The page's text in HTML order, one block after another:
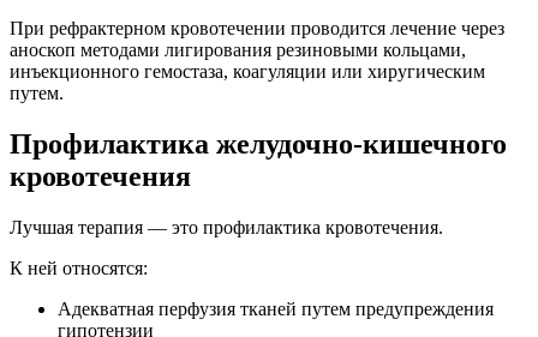
При рефрактерном кровотечении проводится лечение через
аноскоп методами лигирования резиновыми кольцами,
инъекционного гемостаза, коагуляции или хиругическим
путем.
Профилактика желудочно-кишечного
кровотечения
Лучшая терапия — это профилактика кровотечения.
К ней относятся:
Адекватная перфузия тканей путем предупреждения
гипотензии